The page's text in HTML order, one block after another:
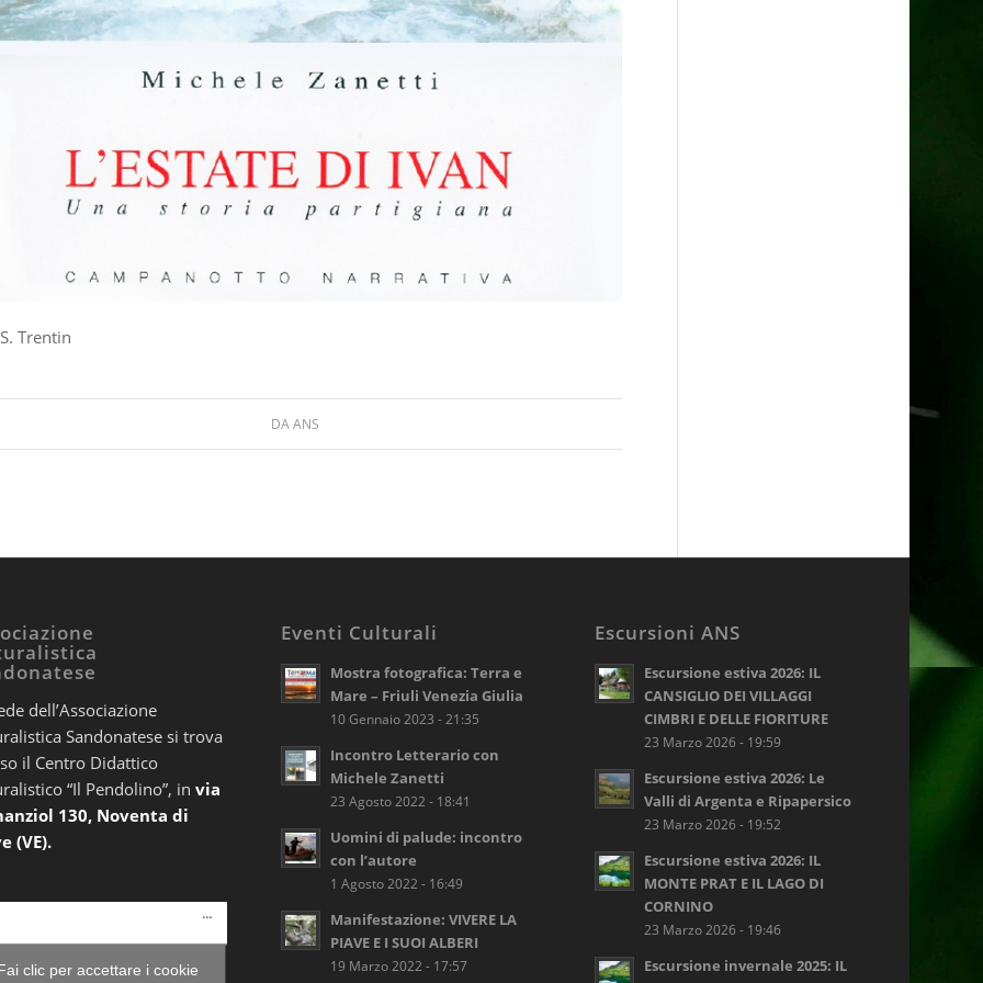
Trentin
DAANS
dell’Associazione
Sandonatese si trova
il Centro Didattico
“Il Pendolino”, invia
130, Noventa di
(VE).
clic per accettare i cookie
Eventi Culturali
Mostra fotografica: Terra e
Mare – Friuli Venezia Giulia
10 Gennaio 2023 - 21:35
Incontro Letterario con
Michele Zanetti
23 Agosto 2022 - 18:41
Uomini di palude: incontro
con l’autore
1 Agosto 2022 - 16:49
Manifestazione: VIVERE LA
PIAVE E I SUOI ALBERI
19 Marzo 2022 - 17:57
Escursioni ANS
Escursione estiva 2026: IL
CANSIGLIO DEI VILLAGGI
CIMBRI E DELLE FIORITURE
23 Marzo 2026 - 19:59
Escursione estiva 2026: Le
Valli di Argenta e Ripapersico
23 Marzo 2026 - 19:52
Escursione estiva 2026: IL
MONTE PRAT E IL LAGO DI
CORNINO
23 Marzo 2026 - 19:46
Escursione invernale 2025: IL